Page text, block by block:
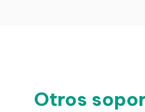
Otros